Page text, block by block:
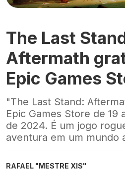
The Last
Aftermath
Epic Games
"The Last Stand:
Epic Games Store de 19
de 2024. É um jogo
aventura em um mundo
RAFAEL "MESTRE XIS"